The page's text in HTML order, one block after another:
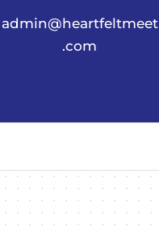
admin@heartfeltmeet
.com